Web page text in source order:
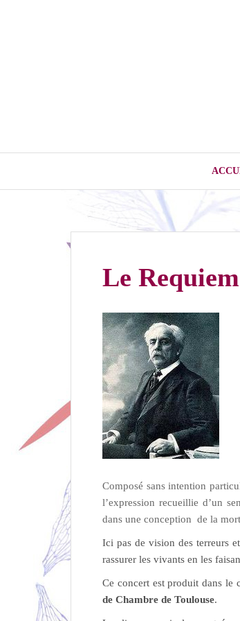
Le
Composé sans intention
l’expression recueillie d’un
dans une conception de la
Ici pas de vision des terreurs
rassurer les vivants en les
Ce concert est produit dans
de Chambre de Toulouse.